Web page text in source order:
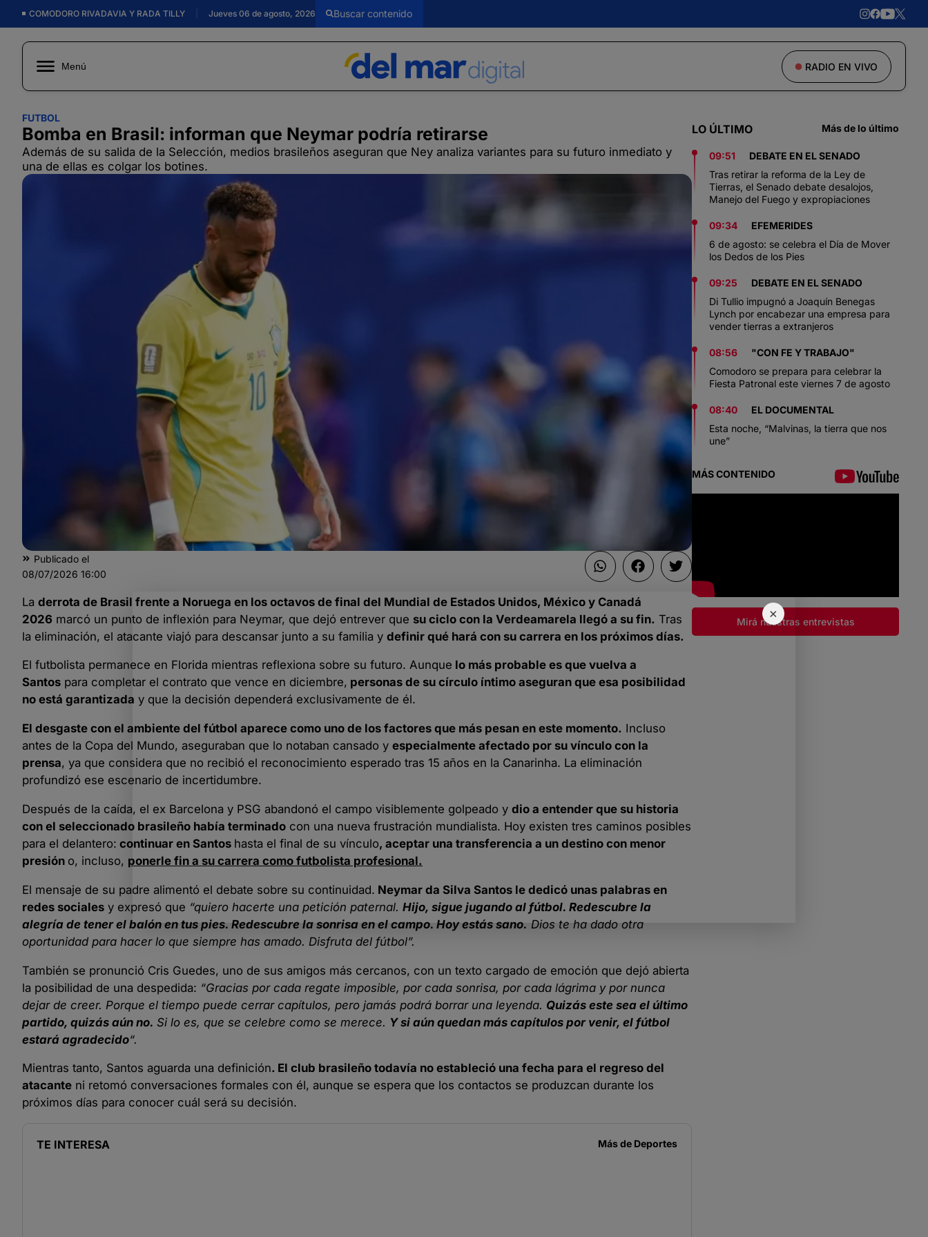
COMODORO RIVADAVIA Y RADA TILLY Jueves 06 de agosto, 2026
Menú RADIO EN VIVO
×
FUTBOL
Bomba en Brasil: informan que Neymar podría retirarse
Además de su salida de la Selección, medios brasileños aseguran que Ney analiza variantes para su futuro inmediato y
una de ellas es colgar los botines.
Publicado el
08/07/2026 16:00
La derrota de Brasil frente a Noruega en los octavos de final del Mundial de Estados Unidos, México y Canadá
2026 marcó un punto de inflexión para Neymar, que dejó entrever que su ciclo con la Verdeamarela llegó a su fin. Tras
la eliminación, el atacante viajó para descansar junto a su familia y definir qué hará con su carrera en los próximos días.
El futbolista permanece en Florida mientras reflexiona sobre su futuro. Aunque lo más probable es que vuelva a
Santos para completar el contrato que vence en diciembre, personas de su círculo íntimo aseguran que esa posibilidad
no está garantizada y que la decisión dependerá exclusivamente de él.
El desgaste con el ambiente del fútbol aparece como uno de los factores que más pesan en este momento. Incluso
antes de la Copa del Mundo, aseguraban que lo notaban cansado y especialmente afectado por su vínculo con la
prensa, ya que considera que no recibió el reconocimiento esperado tras 15 años en la Canarinha. La eliminación
profundizó ese escenario de incertidumbre.
Después de la caída, el ex Barcelona y PSG abandonó el campo visiblemente golpeado y dio a entender que su historia
con el seleccionado brasileño había terminado con una nueva frustración mundialista. Hoy existen tres caminos posibles
para el delantero: continuar en Santos hasta el final de su vínculo, aceptar una transferencia a un destino con menor
presión o, incluso, ponerle fin a su carrera como futbolista profesional.
El mensaje de su padre alimentó el debate sobre su continuidad. Neymar da Silva Santos le dedicó unas palabras en
redes sociales y expresó que “quiero hacerte una petición paternal. Hijo, sigue jugando al fútbol. Redescubre la
alegría de tener el balón en tus pies. Redescubre la sonrisa en el campo. Hoy estás sano. Dios te ha dado otra
oportunidad para hacer lo que siempre has amado. Disfruta del fútbol”.
También se pronunció Cris Guedes, uno de sus amigos más cercanos, con un texto cargado de emoción que dejó abierta
la posibilidad de una despedida: “Gracias por cada regate imposible, por cada sonrisa, por cada lágrima y por nunca
dejar de creer. Porque el tiempo puede cerrar capítulos, pero jamás podrá borrar una leyenda. Quizás este sea el último
partido, quizás aún no. Si lo es, que se celebre como se merece. Y si aún quedan más capítulos por venir, el fútbol
estará agradecido“.
Mientras tanto, Santos aguarda una definición. El club brasileño todavía no estableció una fecha para el regreso del
atacante ni retomó conversaciones formales con él, aunque se espera que los contactos se produzcan durante los
próximos días para conocer cuál será su decisión.
TE INTERESA Más de Deportes
LO ÚLTIMO Más de lo último
09:51
DEBATE EN EL SENADO
Tras retirar la reforma de la Ley de
Tierras, el Senado debate desalojos,
Manejo del Fuego y expropiaciones
09:34
EFEMERIDES
6 de agosto: se celebra el Día de Mover
los Dedos de los Pies
09:25
DEBATE EN EL SENADO
Di Tullio impugnó a Joaquín Benegas
Lynch por encabezar una empresa para
vender tierras a extranjeros
08:56
"CON FE Y TRABAJO"
Comodoro se prepara para celebrar la
Fiesta Patronal este viernes 7 de agosto
08:40
EL DOCUMENTAL
Esta noche, “Malvinas, la tierra que nos
une”
MÁS CONTENIDO
Mirá nuestras entrevistas